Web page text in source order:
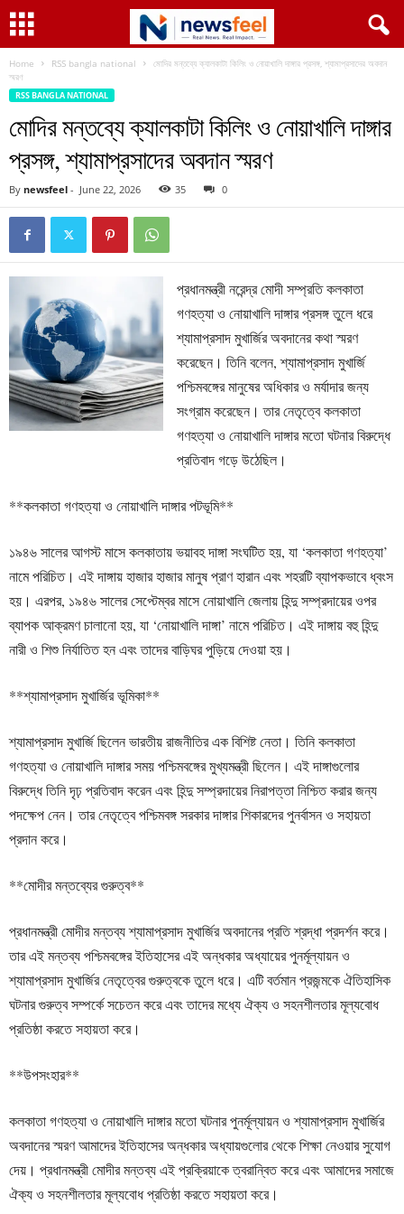
Home RSS bangla national
মোদির মন্তব্যে ক্যালকাটা কিলিং ও নোয়াখালি দাঙ্গার প্রসঙ্গ, শ্যামাপ্রসাদের অবদান
স্মরণ
RSS BANGLA NATIONAL
মোদির মন্তব্যে ক্যালকাটা কিলিং ও নোয়াখালি দাঙ্গার
প্রসঙ্গ, শ্যামাপ্রসাদের অবদান স্মরণ
By newsfeel - June 22, 2026 35 0
প্রধানমন্ত্রী নরেন্দ্র মোদী সম্প্রতি কলকাতা
গণহত্যা ও নোয়াখালি দাঙ্গার প্রসঙ্গ তুলে ধরে
শ্যামাপ্রসাদ মুখার্জির অবদানের কথা স্মরণ
করেছেন। তিনি বলেন, শ্যামাপ্রসাদ মুখার্জি
পশ্চিমবঙ্গের মানুষের অধিকার ও মর্যাদার জন্য
সংগ্রাম করেছেন। তার নেতৃত্বে কলকাতা
গণহত্যা ও নোয়াখালি দাঙ্গার মতো ঘটনার বিরুদ্ধে
প্রতিবাদ গড়ে উঠেছিল।
**কলকাতা গণহত্যা ও নোয়াখালি দাঙ্গার পটভূমি**
১৯৪৬ সালের আগস্ট মাসে কলকাতায় ভয়াবহ দাঙ্গা সংঘটিত হয়, যা ‘কলকাতা গণহত্যা’
নামে পরিচিত। এই দাঙ্গায় হাজার হাজার মানুষ প্রাণ হারান এবং শহরটি ব্যাপকভাবে ধ্বংস
হয়। এরপর, ১৯৪৬ সালের সেপ্টেম্বর মাসে নোয়াখালি জেলায় হিন্দু সম্প্রদায়ের ওপর
ব্যাপক আক্রমণ চালানো হয়, যা ‘নোয়াখালি দাঙ্গা’ নামে পরিচিত। এই দাঙ্গায় বহু হিন্দু
নারী ও শিশু নির্যাতিত হন এবং তাদের বাড়িঘর পুড়িয়ে দেওয়া হয়।
**শ্যামাপ্রসাদ মুখার্জির ভূমিকা**
শ্যামাপ্রসাদ মুখার্জি ছিলেন ভারতীয় রাজনীতির এক বিশিষ্ট নেতা। তিনি কলকাতা
গণহত্যা ও নোয়াখালি দাঙ্গার সময় পশ্চিমবঙ্গের মুখ্যমন্ত্রী ছিলেন। এই দাঙ্গাগুলোর
বিরুদ্ধে তিনি দৃঢ় প্রতিবাদ করেন এবং হিন্দু সম্প্রদায়ের নিরাপত্তা নিশ্চিত করার জন্য
পদক্ষেপ নেন। তার নেতৃত্বে পশ্চিমবঙ্গ সরকার দাঙ্গার শিকারদের পুনর্বাসন ও সহায়তা
প্রদান করে।
**মোদীর মন্তব্যের গুরুত্ব**
প্রধানমন্ত্রী মোদীর মন্তব্য শ্যামাপ্রসাদ মুখার্জির অবদানের প্রতি শ্রদ্ধা প্রদর্শন করে।
তার এই মন্তব্য পশ্চিমবঙ্গের ইতিহাসের এই অন্ধকার অধ্যায়ের পুনর্মূল্যায়ন ও
শ্যামাপ্রসাদ মুখার্জির নেতৃত্বের গুরুত্বকে তুলে ধরে। এটি বর্তমান প্রজন্মকে ঐতিহাসিক
ঘটনার গুরুত্ব সম্পর্কে সচেতন করে এবং তাদের মধ্যে ঐক্য ও সহনশীলতার মূল্যবোধ
প্রতিষ্ঠা করতে সহায়তা করে।
**উপসংহার**
কলকাতা গণহত্যা ও নোয়াখালি দাঙ্গার মতো ঘটনার পুনর্মূল্যায়ন ও শ্যামাপ্রসাদ মুখার্জির
অবদানের স্মরণ আমাদের ইতিহাসের অন্ধকার অধ্যায়গুলোর থেকে শিক্ষা নেওয়ার সুযোগ
দেয়। প্রধানমন্ত্রী মোদীর মন্তব্য এই প্রক্রিয়াকে ত্বরান্বিত করে এবং আমাদের সমাজে
ঐক্য ও সহনশীলতার মূল্যবোধ প্রতিষ্ঠা করতে সহায়তা করে।